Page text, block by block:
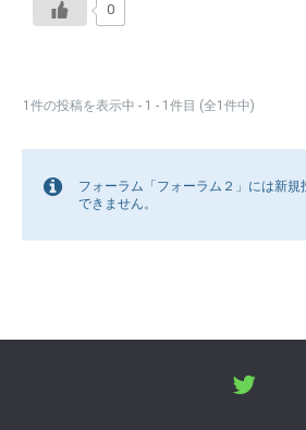
0
1件の投稿を表示中 - 1 - 1件目 (全1件中)
フォーラム「フォーラム２」には新規
できません。